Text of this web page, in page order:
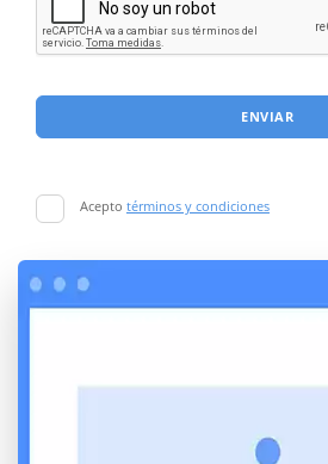
ENVIAR
Acepto términos y condiciones